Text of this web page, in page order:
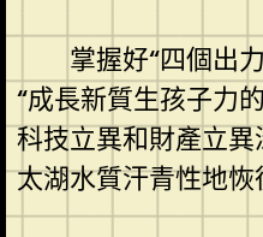
掌握好“四個出
“成長新質生孩子力
科技立異和財產立
太湖水質汗青性地